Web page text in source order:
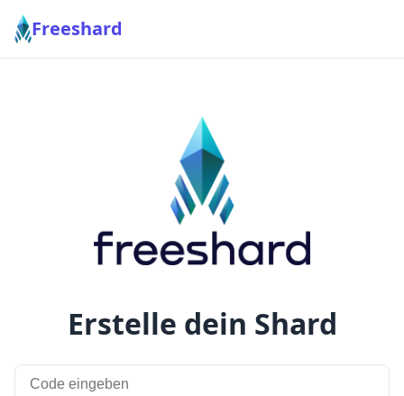
Freeshard
Erstelle dein Shard